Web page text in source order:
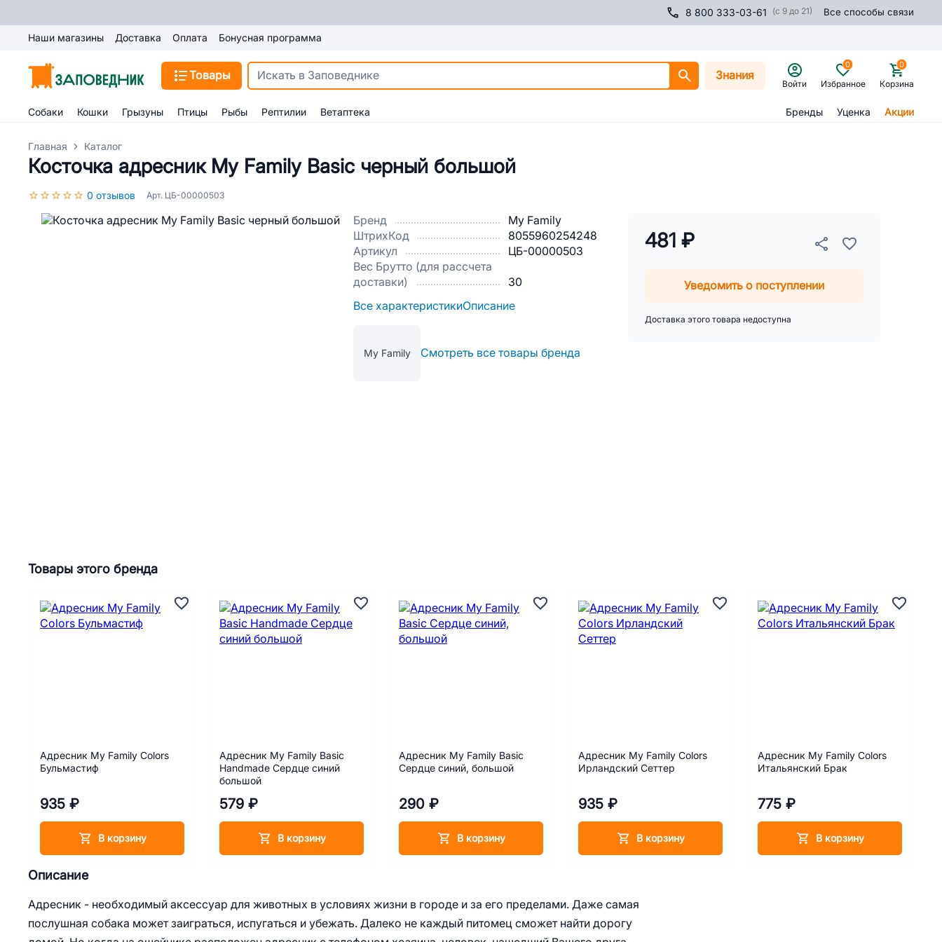
8 800 333-03-61 (с 9 до 21) Все способы связи
Наши магазины Доставка Оплата Бонусная программа
Товары Знания
Войти Избранное
0
Корзина
0
Собаки Кошки Грызуны Птицы Рыбы Рептилии Ветаптека Бренды Уценка Акции
Главная Каталог
Косточка адресник My Family Basic черный большой
0 отзывов Арт. ЦБ-00000503
Бренд
My Family
ШтрихКод
8055960254248
Артикул
ЦБ-00000503
Вес Брутто (для рассчета
доставки)
30
Все характеристикиОписание
My Family Смотреть все товары бренда
481 ₽
Уведомить о поступлении
Доставка этого товара недоступна
Описание
Адресник - необходимый аксессуар для животных в условиях жизни в городе и за его пределами. Даже самая
послушная собака может заиграться, испугаться и убежать. Далеко не каждый питомец сможет найти дорогу
Товары этого бренда
Адресник My Family Colors
Бульмастиф
935 ₽
В корзину
Адресник My Family Basic
Handmade Сердце синий
большой
579 ₽
В корзину
Адресник My Family Basic
Сердце синий, большой
290 ₽
В корзину
Адресник My Family Colors
Ирландский Сеттер
935 ₽
В корзину
Адресник My Family Colors
Итальянский Брак
775 ₽
В корзину